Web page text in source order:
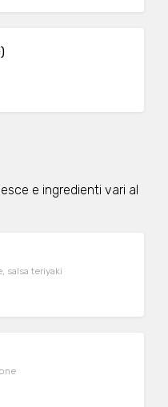
e ingredienti vari al
salsa teriyaki